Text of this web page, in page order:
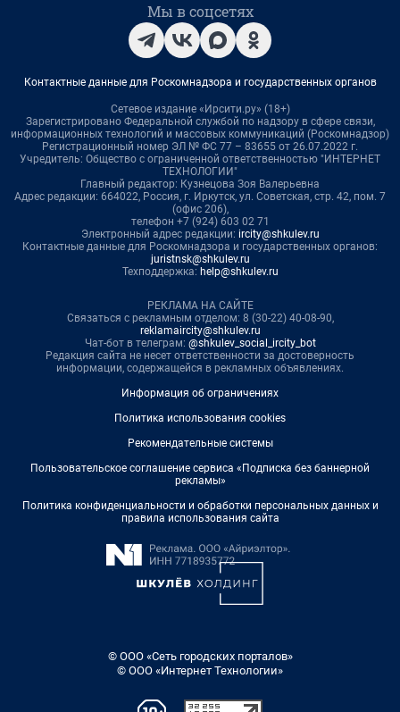
Мы в соцсетях
Контактные данные для Роскомнадзора и государственных органов
Сетевое издание «Ирсити.ру» (18+)
Зарегистрировано Федеральной службой по надзору в сфере связи,
информационных технологий и массовых коммуникаций (Роскомнадзор)
Регистрационный номер ЭЛ № ФС 77 – 83655 от 26.07.2022 г.
Учредитель: Общество с ограниченной ответственностью "ИНТЕРНЕТ
ТЕХНОЛОГИИ"
Главный редактор: Кузнецова Зоя Валерьевна
Адрес редакции: 664022, Россия, г. Иркутск, ул. Советская, стр. 42, пом. 7
(офис 206),
телефон +7 (924) 603 02 71
Электронный адрес редакции: ircity@shkulev.ru
Контактные данные для Роскомнадзора и государственных органов:
juristnsk@shkulev.ru
Техподдержка: help@shkulev.ru
РЕКЛАМА НА САЙТЕ
Связаться с рекламным отделом: 8 (30-22) 40-08-90,
reklamaircity@shkulev.ru
Чат-бот в телеграм: @shkulev_social_ircity_bot
Редакция сайта не несет ответственности за достоверность
информации, содержащейся в рекламных объявлениях.
Информация об ограничениях
Политика использования cookies
Рекомендательные системы
Пользовательское соглашение сервиса «Подписка без баннерной
рекламы»
Политика конфиденциальности и обработки персональных данных и
правила использования сайта
© ООО «Сеть городских порталов»
© ООО «Интернет Технологии»